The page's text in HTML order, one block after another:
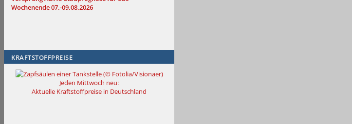
Wochenende 07.-09.08.2026
KRAFTSTOFFPREISE
Jeden Mittwoch neu:
Aktuelle Kraftstoffpreise in Deutschland